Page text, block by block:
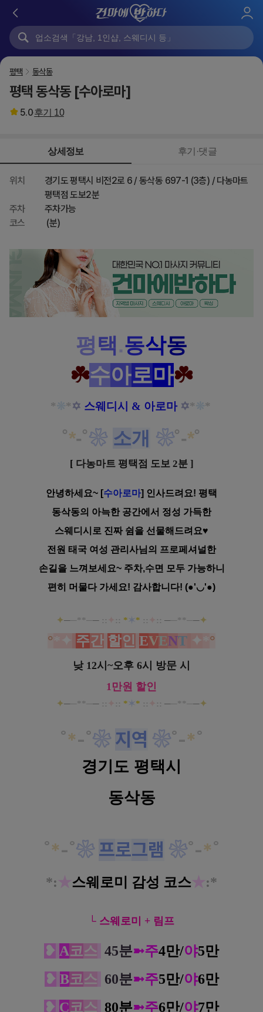
로
평택 동삭동
평택 동삭동 [수아로마]
5.0후기 10
상세정보 후기·댓글
위치
경기도 평택시 비전2로 6 / 동삭동 697-1 (3층) / 다농마트
평택점 도보2분
주차
주차가능
코스
(분)
평택.동삭동
☘️수아로마☘️
* *✡ 스웨디시 & 아로마 ✡* *
˚*-˚❀ 소개 ❀˚-*˚
[ 다농마트 평택점 도보 2분 ]
안녕하세요~ [수아로마] 인사드려요! 평택
동삭동의 아늑한 공간에서 정성 가득한
스웨디시로 진짜 쉼을 선물해드려요♥
전원 태국 여성 관리사님의 프로페셔널한
손길을 느껴보세요~ 주차,수면 모두 가능하니
편히 머물다 가세요! 감사합니다! (●'◡'●)
✦──**── :: :: *✶* :: :: ──**──✦
° 주간 할인 EVENT ✦ °
낮 12시~오후 6시 방문 시
1만원 할인
✦──**── :: :: *✶* :: :: ──**──✦
˚*-˚❀ 지 역 ❀˚-*˚
경기도 평택시
동삭동
˚*-˚❀ 프로그램 ❀˚-*˚
*:★스웨로미 감성 코스★:*
└ 스웨로미 + 림프
❥ A코스 45분➼주4만/야5만
❥ B코스 60분➼주5만/야6만
❥ C코스 80분➼주6만/야7만